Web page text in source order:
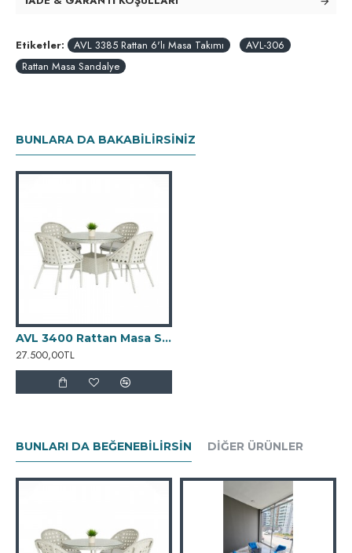
Etiketler: AVL 3385 Rattan 6'lı Masa Takımı
AVL-306
Rattan Masa Sandalye
BUNLARA DA BAKABILIRSINIZ
AVL 3400 Rattan Masa Sandalye Takımı
27.500,00TL
BUNLARI DA BEĞENEBILIRSIN DIĞER ÜRÜNLER